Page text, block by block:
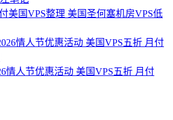
美国VPS整理 美国圣何塞机房VPS低
情人节优惠活动 美国VPS五折 月付